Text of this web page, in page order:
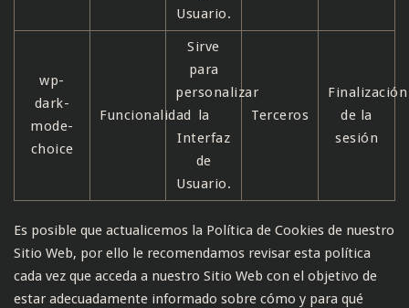
Usuario.
wp-
dark-
mode-
choice
Funcionalidad
Sirve
para
personalizar
la
Interfaz
de
Usuario.
Terceros
Finalización
de la
sesión
Es posible que actualicemos la Política de Cookies de nuestro
Sitio Web, por ello le recomendamos revisar esta política
cada vez que acceda a nuestro Sitio Web con el objetivo de
estar adecuadamente informado sobre cómo y para qué